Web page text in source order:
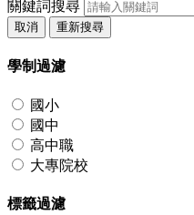
關鍵詞搜尋
取消 重新搜尋
學制過濾
國小
國中
高中職
大專院校
標籤過濾